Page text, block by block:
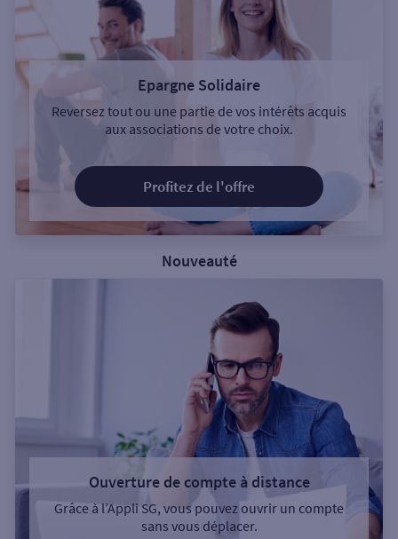
Epargne Solidaire
Reversez tout ou une partie de vos intérêts acquis
aux associations de votre choix.
Profitez de l'offre
Nouveauté
Ouverture de compte à distance
Grâce à l’Appli SG, vous pouvez ouvrir un compte
sans vous déplacer.